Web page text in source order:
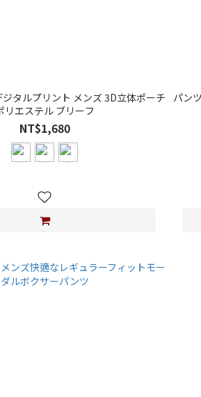
リエステル ブリーフ
NT$1,680
パンツ - 海浪紋 デ